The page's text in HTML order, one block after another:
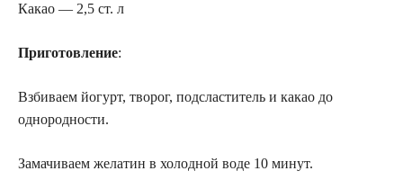
Какао — 2,5 ст. л
Приготовление:
Взбиваем йогурт, творог, подсластитель и какао до
однородности.
Замачиваем желатин в холодной воде 10 минут.